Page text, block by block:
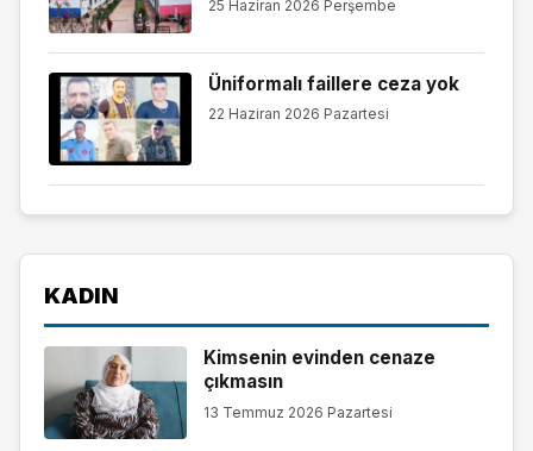
25 Haziran 2026 Perşembe
Üniformalı faillere ceza yok
22 Haziran 2026 Pazartesi
KADIN
Kimsenin evinden cenaze
çıkmasın
13 Temmuz 2026 Pazartesi